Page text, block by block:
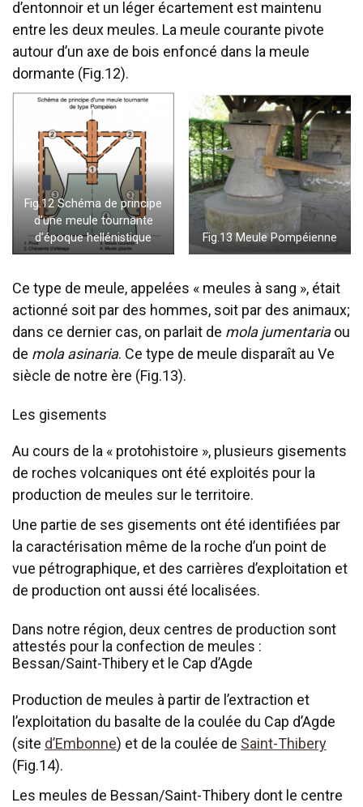
d’entonnoir et un léger écartement est maintenu
entre les deux meules. La meule courante pivote
autour d’un axe de bois enfoncé dans la meule
dormante (Fig.12).
Fig.12 Schéma de principe
d’une meule tournante
d’époque hellénistique
Fig.13 Meule Pompéienne
Ce type de meule, appelées « meules à sang », était
actionné soit par des hommes, soit par des animaux;
dans ce dernier cas, on parlait de mola jumentariaou
de mola asinaria. Ce type de meule disparaît au Ve
siècle de notre ère (Fig.13).
Les gisements
Au cours de la « protohistoire », plusieurs gisements
de roches volcaniques ont été exploités pour la
production de meules sur le territoire.
Une partie de ses gisements ont été identifiées par
la caractérisation même de la roche d’un point de
vue pétrographique, et des carrières d’exploitation et
de production ont aussi été localisées.
Dans notre région, deux centres de production sont
attestés pour la confection de meules :
Bessan/Saint-Thibery et le Cap d’Agde
Production de meules à partir de l’extraction et
l’exploitation du basalte de la coulée du Cap d’Agde
(site d’Embonne) et de la coulée de Saint-Thibery
(Fig.14).
Les meules de Bessan/Saint-Thibery dont le centre